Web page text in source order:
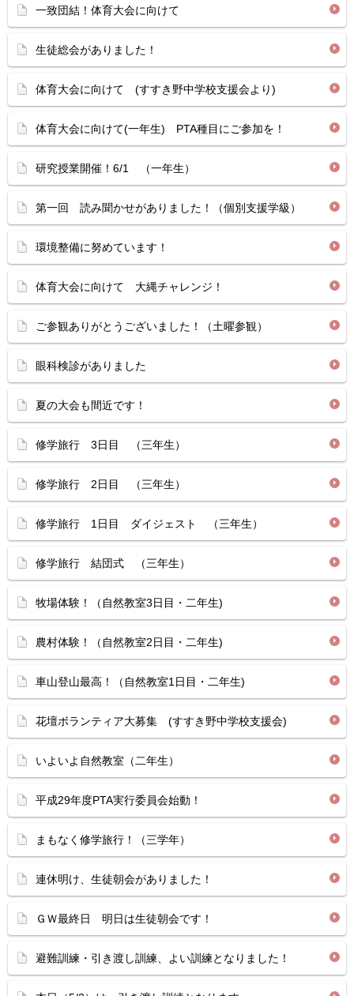
一致団結！体育大会に向けて
生徒総会がありました！
体育大会に向けて (すすき野中学校支援会より)
体育大会に向けて(一年生) PTA種目にご参加を！
研究授業開催！6/1 （一年生）
第一回 読み聞かせがありました！（個別支援学級）
環境整備に努めています！
体育大会に向けて 大縄チャレンジ！
ご参観ありがとうございました！（土曜参観）
眼科検診がありました
夏の大会も間近です！
修学旅行 3日目 （三年生）
修学旅行 2日目 （三年生）
修学旅行 1日目 ダイジェスト （三年生）
修学旅行 結団式 （三年生）
牧場体験！（自然教室3日目・二年生)
農村体験！（自然教室2日目・二年生)
車山登山最高！（自然教室1日目・二年生)
花壇ボランティア大募集 (すすき野中学校支援会)
いよいよ自然教室（二年生）
平成29年度PTA実行委員会始動！
まもなく修学旅行！（三学年）
連休明け、生徒朝会がありました！
ＧＷ最終日 明日は生徒朝会です！
避難訓練・引き渡し訓練、よい訓練となりました！